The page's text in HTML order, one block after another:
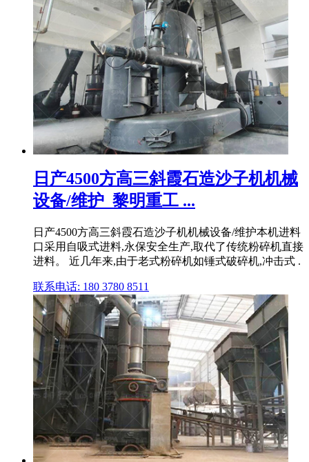
日产4500方高三斜霞石造沙子机机械
设备/维护_黎明重工 ...
日产4500方高三斜霞石造沙子机机械设备/维护本机进料
口采用自吸式进料,永保安全生产,取代了传统粉碎机直接
进料。 近几年来,由于老式粉碎机如锤式破碎机,冲击式 .
联系电话: 180 3780 8511